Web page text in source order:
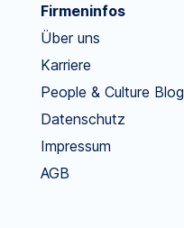
Firmeninfos
Über uns
Karriere
People & Culture Blog
Datenschutz
Impressum
AGB